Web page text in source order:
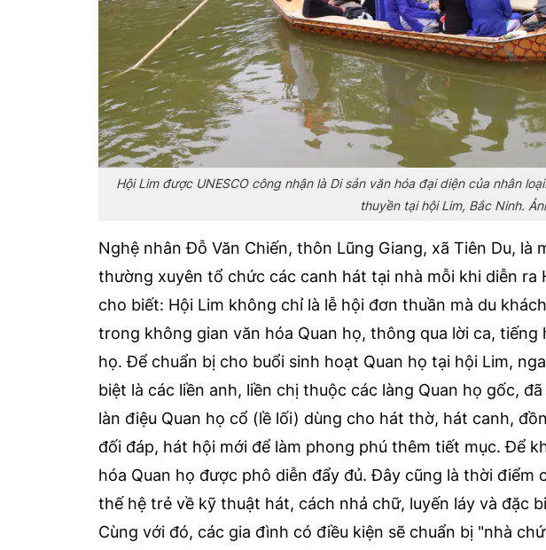
Hội Lim được UNESCO công nhận là Di sản văn hóa đại diện của nhân
thuyền tại hội Lim, Bắc Ninh.
Nghệ nhân Đỗ Văn Chiến, thôn Lũng Giang, xã Tiên Du,
thường xuyên tổ chức các canh hát tại nhà mỗi khi diễn ra
cho biết: Hội Lim không chỉ là lễ hội đơn thuần mà du
trong không gian văn hóa Quan họ, thông qua lời ca,
họ. Để chuẩn bị cho buổi sinh hoạt Quan họ tại hội Lim,
biệt là các liền anh, liền chị thuộc các làng Quan họ gốc,
làn điệu Quan họ cổ (lề lối) dùng cho hát thờ, hát canh,
đối đáp, hát hội mới để làm phong phú thêm tiết mục. Để
hóa Quan họ được phô diễn đẩy đủ. Đây cũng là thời điểm
thế hệ trẻ về kỹ thuật hát, cách nhả chữ, luyến láy và đặc
Cùng với đó, các gia đình có điều kiện sẽ chuẩn bị "nhà